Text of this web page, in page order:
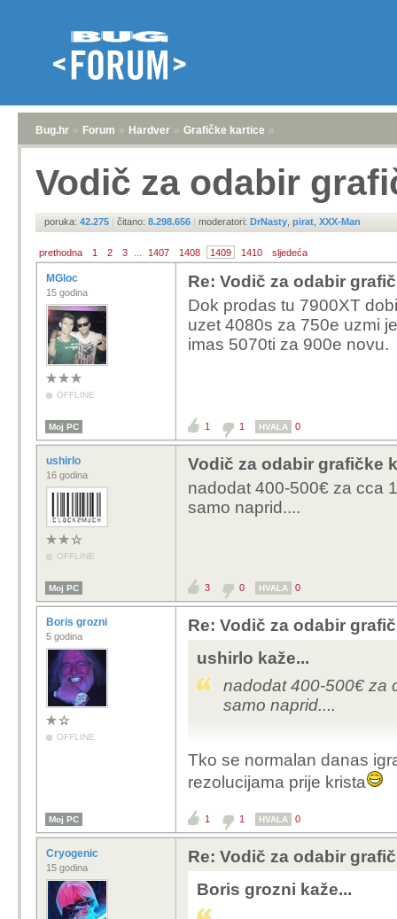
Bug.hr » Forum » Hardver » Grafičke kartice »
Vodič za odabir
poruka: 42.275 | čitano: 8.298.656 | moderatori: DrNasty pirat XXX-Man
prethodna 1 2 3 1407 1408 1409 1410 sljedeća
MGloc
15 godina
OFFLINE
Re: Vodič za odabir
Dok prodas tu 7900XT
uzet 4080s za 750e uzmi
imas 5070ti za 900e novu.
Moj PC 1 1 HVALA 0
ushirlo
16 godina
OFFLINE
Vodič za odabir grafičke
nadodat 400-500€ za cca
samo naprid....
Moj PC 3 0 HVALA 0
Boris grozni
5 godina
OFFLINE
Re: Vodič za odabir
ushirlo kaže...
nadodat 400-500€ za
samo naprid....
Tko se normalan danas
rezolucijama prije krista
Moj PC 1 1 HVALA 0
Cryogenic
15 godina
Re: Vodič za odabir
Boris grozni kaže...